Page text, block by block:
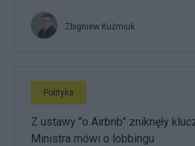
Zbigniew Kuźmiuk
Polityka
Z ustawy "o Airbnb" zniknęły
Ministra mówi o lobbingu